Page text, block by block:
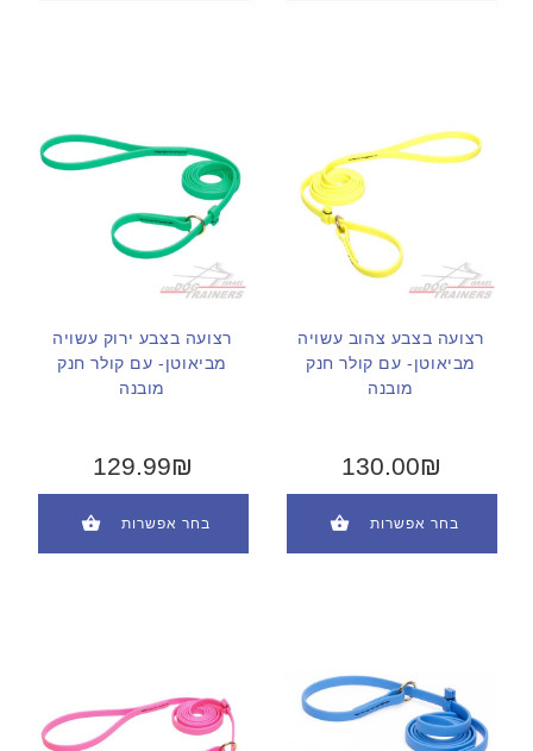
רצועה בצבע ירוק עשויה
מביאוטן- עם קולר חנק
מובנה
129.99₪
בחר אפשרות
רצועה בצבע צהוב עשויה
מביאוטן- עם קולר חנק
מובנה
130.00₪
בחר אפשרות